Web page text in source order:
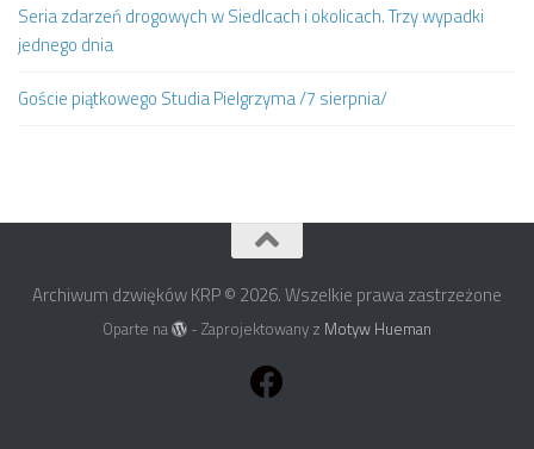
Seria zdarzeń drogowych w Siedlcach i okolicach. Trzy wypadki
jednego dnia
Goście piątkowego Studia Pielgrzyma /7 sierpnia/
Archiwum dzwięków KRP © 2026. Wszelkie prawa zastrzeżone
Oparte na - Zaprojektowany z Motyw Hueman